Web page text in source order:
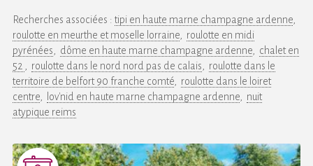
Recherches associées : tipi en haute marne champagne ardenne
roulotte en meurthe et moselle lorraine
roulotte en midi
pyrénées
dôme en haute marne champagne ardenne
chalet en
52
roulotte dans le nord nord pas de calais
roulotte dans le
territoire de belfort 90 franche comté
roulotte dans le loiret
centre
lov'nid en haute marne champagne ardenne
nuit
atypique reims